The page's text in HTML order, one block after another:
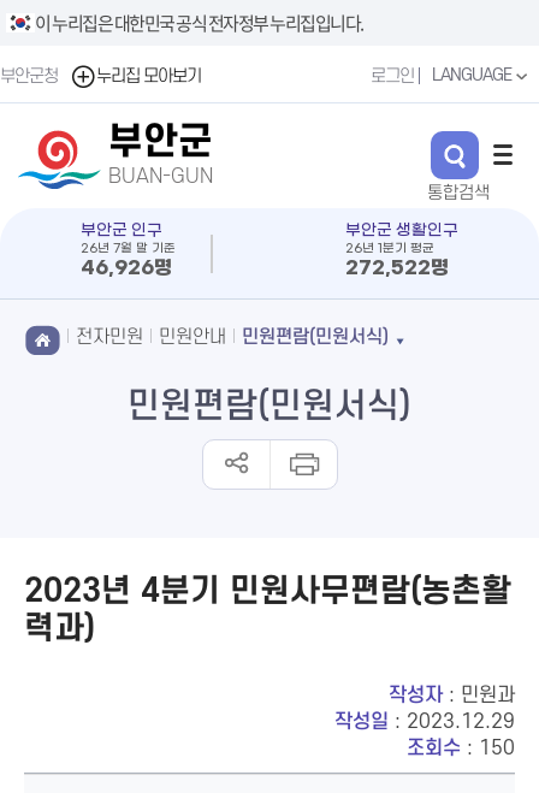
이 누리집은 대한민국 공식 전자정부 누리집입니다.
부안군청 누리집 모아보기 로그인 LANGUAGE
부안군
BUAN-GUN
부안군 인구
26년 7월 말 기준
46,926명
부안군 생활인구
26년 1분기 평균
272,522명
전자민원 민원안내 민원편람(민원서식)
민원편람(민원서식)
2023년 4분기 민원사무편람(농촌활
력과)
작성자: 민원과
작성일 : 2023.12.29
조회수 : 150